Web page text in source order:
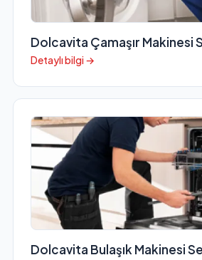
Dolcavita Çamaşır Makinesi
Detaylı bilgi →
Dolcavita Bulaşık Makinesi